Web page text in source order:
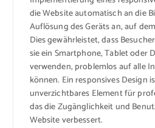
die Website automatisch an die
Auflösung des Geräts an, auf
Dies gewährleistet, dass
sie ein Smartphone, Tablet oder
verwenden, problemlos auf alle
können. Ein responsives Design
unverzichtbares Element für
das die Zugänglichkeit und
Website verbessert.